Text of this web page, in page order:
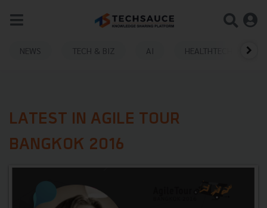
NEWS TECH & BIZ AI HEALTHTECH
LATEST IN AGILE TOUR
BANGKOK 2016